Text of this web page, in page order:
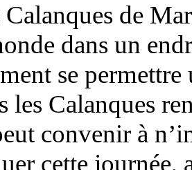
de
dans un
se permettre
les Calanques
convenir à
cette journée,